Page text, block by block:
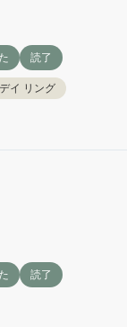
めたけど、全然
きになった。
ェで。
読了
イ リング
読了